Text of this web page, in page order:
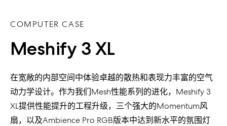
COMPUTER CASE
Meshify 3 XL
在宽敞的内部空间中体验卓越的散热和表现力丰富的空气
动力学设计。作为我们Mesh性能系列的进化，Meshify 3
XL提供性能提升的工程升级，三个强大的Momentum风
扇，以及Ambience Pro RGB版本中达到新水平的氛围灯